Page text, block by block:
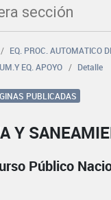
sección
EQ. PROC. AUTOMATICO
EQ. APOYO
Detalle
PUBLICADAS
Y
Público